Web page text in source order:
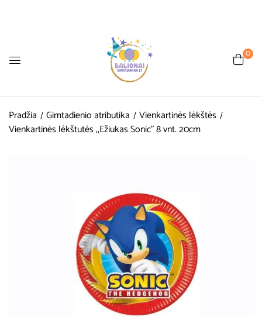
0
Pradžia Gimtadienio atributika
Vienkartinės lėkštės
Vienkartinės lėkštutės ,,Ežiukas Sonic” 8 vnt. 20cm